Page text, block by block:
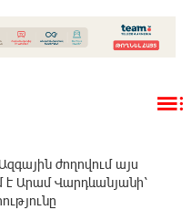
ժողովում այս
Արամ Վարդևանյանի՝